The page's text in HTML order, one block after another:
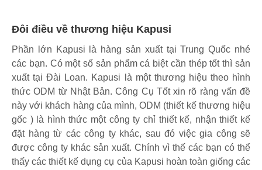
Đôi điều về thương hiệu Kapusi
Phần lớn Kapusi là hàng sản xuất tại Trung Quốc nhé
các bạn. Có một số sản phẩm cá biệt cần thép tốt thì sản
xuất tại Đài Loan. Kapusi là một thương hiệu theo hình
thức ODM từ Nhật Bản. Công Cụ Tốt xin rõ ràng vấn đề
này với khách hàng của mình, ODM (thiết kế thương hiệu
gốc ) là hình thức một công ty chỉ thiết kế, nhận thiết kế
đặt hàng từ các công ty khác, sau đó việc gia công sẽ
được công ty khác sản xuất. Chính vì thế các bạn có thể
thấy các thiết kế dụng cụ của Kapusi hoàn toàn giống các